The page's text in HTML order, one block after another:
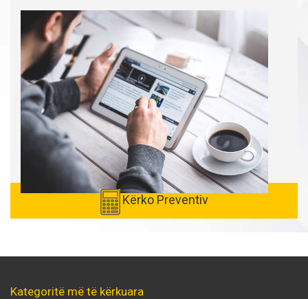
Kërko Preventiv
Kategoritë më të kërkuara